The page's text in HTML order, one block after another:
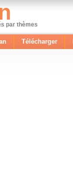
par thèmes
Télécharger